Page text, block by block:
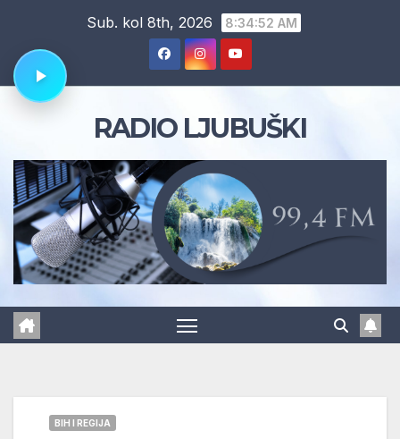
content
Sub. kol 8th, 2026 8:34:53 AM
RADIO LJUBUŠKI
BIH I REGIJA